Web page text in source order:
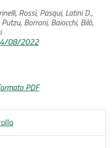
Rossi, Pasqui, Latini D.,
Borroni, Baiocchi, Bilò,
08/2022
PDF